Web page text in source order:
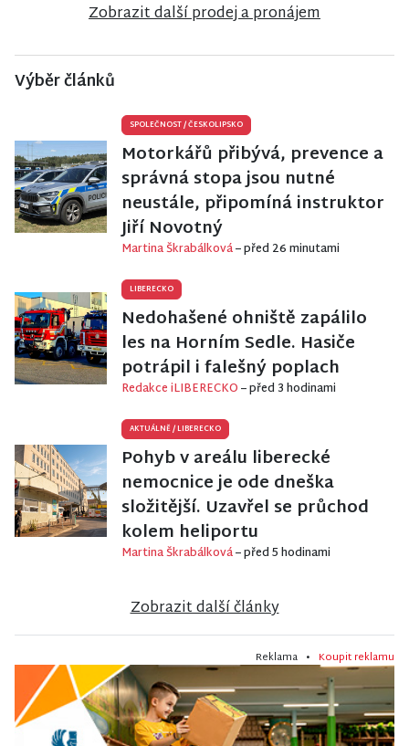
Zobrazit další prodej a pronájem
Výběr článků
SPOLEČNOST/ČESKOLIPSKO
Motorkářů přibývá, prevence a
správná stopa jsou nutné
neustále, připomíná instruktor
Jiří Novotný
Martina Škrabálková– před 26 minutami
LIBERECKO
Nedohašené ohniště zapálilo
les na Horním Sedle. Hasiče
potrápil i falešný poplach
Redakce iLIBERECKO– před 3 hodinami
AKTUÁLNĚ/LIBERECKO
Pohyb v areálu liberecké
nemocnice je ode dneška
složitější. Uzavřel se průchod
kolem heliportu
Martina Škrabálková– před 5 hodinami
Zobrazit další články
Reklama • Koupit reklamu